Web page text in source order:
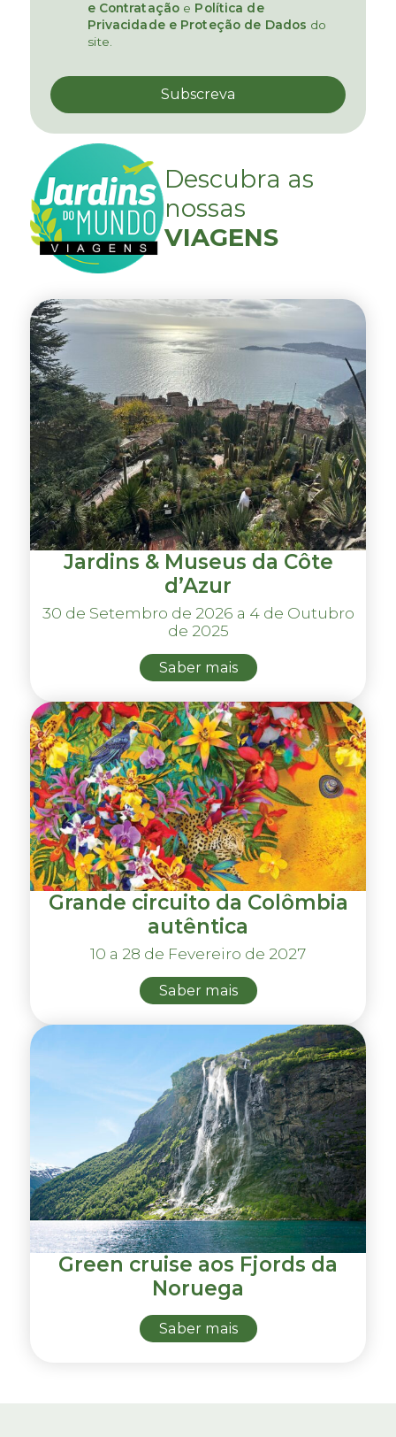
e Contratação e Política de
Privacidade e Proteção de Dados do
site.
Descubra as
nossas
VIAGENS
Jardins & Museus da Côte
d’Azur
30 de Setembro de 2026 a 4 de Outubro
de 2025
Saber mais
Grande circuito da Colômbia
autêntica
10 a 28 de Fevereiro de 2027
Saber mais
Green cruise aos Fjords da
Noruega
Saber mais